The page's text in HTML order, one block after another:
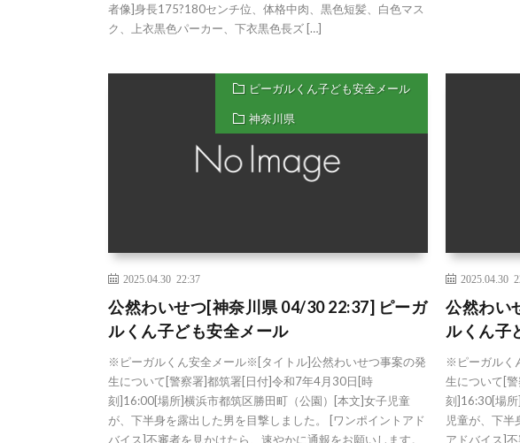
者像]身長175?180センチ位、体格中肉、黒色短髪、白色マス
ク、上衣黒色パーカー、下衣黒色長ズ […]
ピーガルくん子ども安全メール
神奈川県
2025.04.30 22:37
公然わいせつ[神奈川県 04/30 22:37] ピーガ
ルくん子ども安全メール
※ピーガルくん安全メール※[タイトル]公然わいせつ事案の発
生について[警察署]都筑署[日付]令和7年4月30日[時
刻]16:00[場所]横浜市都筑区勝田町（公園）[本文]女子児童
が、下半身を露出した男を目撃しました。 [ワンポイントアド
バイス]不審者を見かけたら、速やかに通報をお願いします。
2025.04.30
公然わい
ルくん子
※ピーガルく
生について[
刻]16:30[場
児童が、下半
アドバイス]